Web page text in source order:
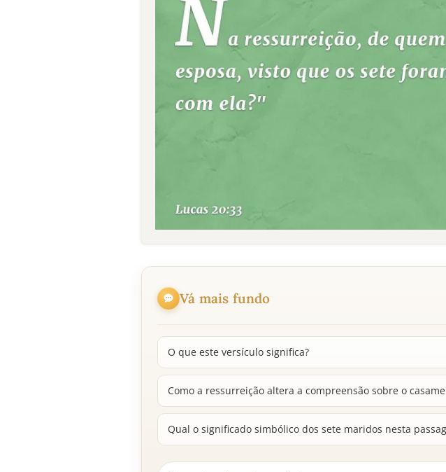
Vá mais fundo
O que este versículo significa?
Como a ressurreição altera a compreensão sobre o
Qual o significado simbólico dos sete maridos nesta